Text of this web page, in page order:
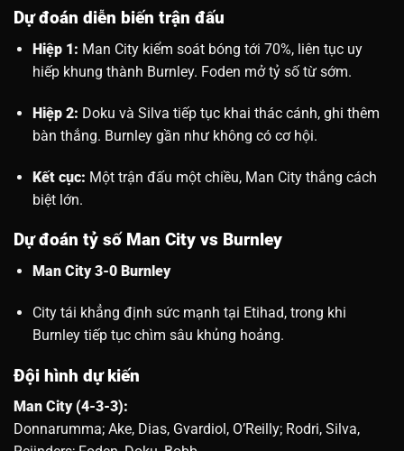
Dự đoán diễn biến trận đấu
Hiệp 1: Man City kiểm soát bóng tới 70%, liên tục uy
hiếp khung thành Burnley. Foden mở tỷ số từ sớm.
Hiệp 2: Doku và Silva tiếp tục khai thác cánh, ghi thêm
bàn thắng. Burnley gần như không có cơ hội.
Kết cục: Một trận đấu một chiều, Man City thắng cách
biệt lớn.
Dự đoán tỷ số Man City vs Burnley
Man City 3-0 Burnley
City tái khẳng định sức mạnh tại Etihad, trong khi
Burnley tiếp tục chìm sâu khủng hoảng.
Đội hình dự kiến
Man City (4-3-3):
Donnarumma; Ake, Dias, Gvardiol, O’Reilly; Rodri, Silva,